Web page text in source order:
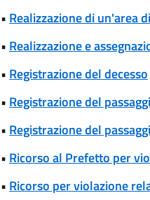
• Realizzazione di un'area
• Realizzazione e
• Registrazione del decesso
• Registrazione del
• Registrazione del
• Ricorso al Prefetto per
• Ricorso per violazione